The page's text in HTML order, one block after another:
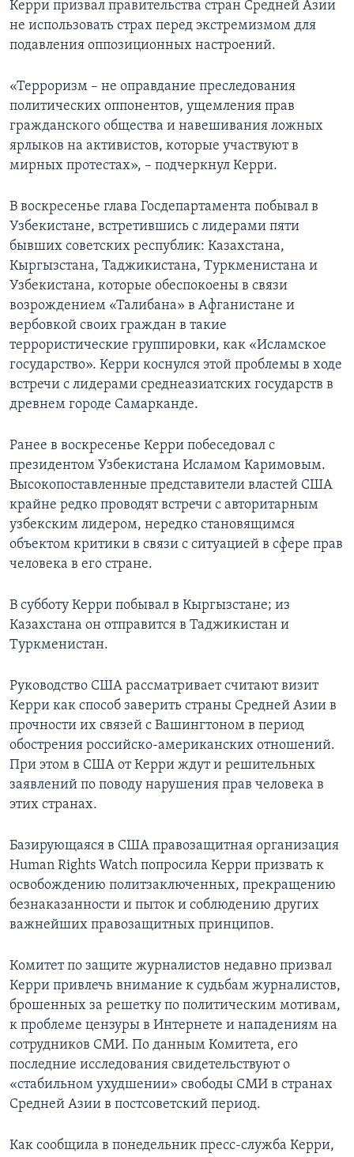
Керри призвал правительства стран Средней Азии
не использовать страх перед экстремизмом для
подавления оппозиционных настроений.
«Терроризм – не оправдание преследования
политических оппонентов, ущемления прав
гражданского общества и навешивания ложных
ярлыков на активистов, которые участвуют в
мирных протестах», – подчеркнул Керри.
В воскресенье глава Госдепартамента побывал в
Узбекистане, встретившись с лидерами пяти
бывших советских республик: Казахстана,
Кыргызстана, Таджикистана, Туркменистана и
Узбекистана, которые обеспокоены в связи
возрождением «Талибана» в Афганистане и
вербовкой своих граждан в такие
террористические группировки, как «Исламское
государство». Керри коснулся этой проблемы в ходе
встречи с лидерами среднеазиатских государств в
древнем городе Самарканде.
Ранее в воскресенье Керри побеседовал с
президентом Узбекистана Исламом Каримовым.
Высокопоставленные представители властей США
крайне редко проводят встречи с авторитарным
узбекским лидером, нередко становящимся
объектом критики в связи с ситуацией в сфере прав
человека в его стране.
В субботу Керри побывал в Кыргызстане; из
Казахстана он отправится в Таджикистан и
Туркменистан.
Руководство США рассматривает считают визит
Керри как способ заверить страны Средней Азии в
прочности их связей с Вашингтоном в период
обострения российско-американских отношений.
При этом в США от Керри ждут и решительных
заявлений по поводу нарушения прав человека в
этих странах.
Базирующаяся в США правозащитная организация
Human Rights Watch попросила Керри призвать к
освобождению политзаключенных, прекращению
безнаказанности и пыток и соблюдению других
важнейших правозащитных принципов.
Комитет по защите журналистов недавно призвал
Керри привлечь внимание к судьбам журналистов,
брошенных за решетку по политическим мотивам,
к проблеме цензуры в Интернете и нападениям на
сотрудников СМИ. По данным Комитета, его
последние исследования свидетельствуют о
«стабильном ухудшении» свободы СМИ в странах
Средней Азии в постсоветский период.
Как сообщила в понедельник пресс-служба Керри,